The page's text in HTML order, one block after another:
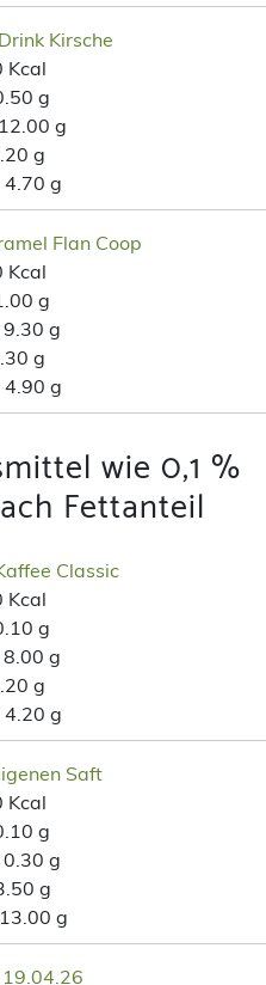
Kirsche
Kcal
g
12.00 g
g
4.70 g
Flan Coop
Kcal
g
9.30 g
g
4.90 g
wie 0,1 %
Fettanteil
Classic
Kcal
g
8.00 g
g
4.20 g
Saft
Kcal
g
0.30 g
g
13.00 g